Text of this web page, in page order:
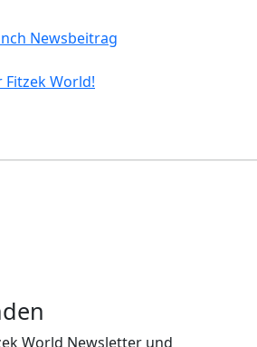
World!
World Newsletter und